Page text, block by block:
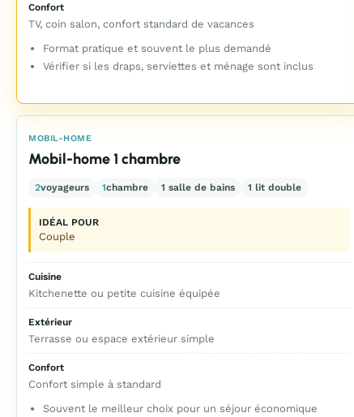
Confort
TV, coin salon, confort standard de vacances
Format pratique et souvent le plus demandé
Vérifier si les draps, serviettes et ménage sont inclus
MOBIL-HOME
Mobil-home 1 chambre
2voyageurs 1chambre 1 salle de bains 1 lit double
IDÉAL POUR
Couple
Cuisine
Kitchenette ou petite cuisine équipée
Extérieur
Terrasse ou espace extérieur simple
Confort
Confort simple à standard
Souvent le meilleur choix pour un séjour économique